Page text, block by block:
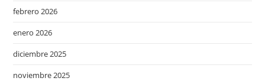
febrero 2026
enero 2026
diciembre 2025
noviembre 2025